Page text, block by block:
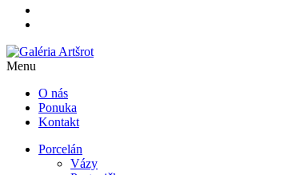
Menu
O nás
Ponuka
Kontakt
Porcelán
Vázy